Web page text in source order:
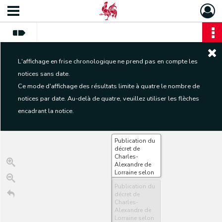
L'affichage en frise chronologique ne prend pas en compte les
notices sans date.
Ce mode d'affichage des résultats limite à quatre le nombre de
notices par date. Au-delà de quatre, veuillez utiliser les flèches
encadrant la notice.
Publication du
décret de
Charles-
Alexandre de
Lorraine selon
lequel les
villages de
Bourseigne-
Neuve,
Bourseigne-
Vieille et
Publication du
décret de
Charles-
Alexandre de
Lorraine selon